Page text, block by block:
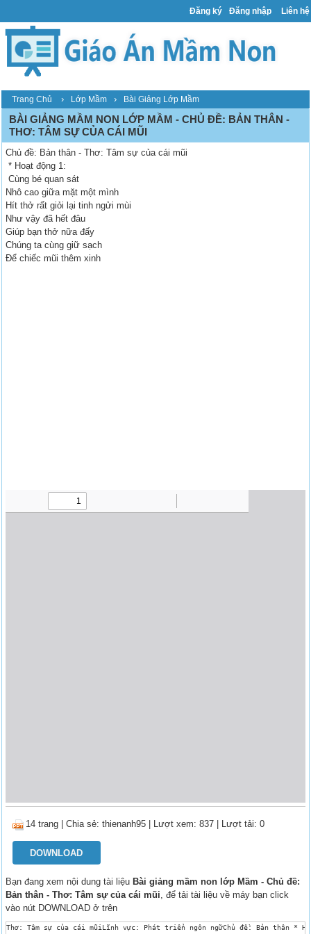
Đăng ký Đăng nhập Liên hệ
Trang Chủ › Lớp Mầm › Bài Giảng Lớp Mầm
BÀI GIẢNG MẦM NON LỚP MẦM - CHỦ ĐỀ: BẢN THÂN -
THƠ: TÂM SỰ CỦA CÁI MŨI
Chủ đề: Bản thân - Thơ: Tâm sự của cái mũi
* Hoạt động 1:
Cùng bé quan sát
Nhô cao giữa mặt một mình
Hít thở rất giỏi lại tinh ngửi mùi
Như vậy đã hết đâu
Giúp bạn thở nữa đấy
Chúng ta cùng giữ sạch
Để chiếc mũi thêm xinh
14 trang |Chia sẻ:thienanh95 | Lượt xem: 837 | Lượt tải: 0
DOWNLOAD
Bạn đang xem nội dung tài liệu Bài giảng mầm non lớp Mầm - Chủ đề:
Bản thân - Thơ: Tâm sự của cái mũi, để tải tài liệu về máy bạn click
vào nút DOWNLOAD ở trên
Thơ: Tâm sự của cái mũiLĩnh vực: Phát triển ngôn ngữChủ đề: Bản thân *